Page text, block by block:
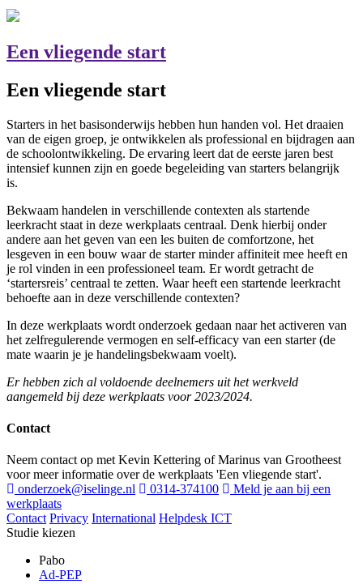
Een vliegende start
Een vliegende start
Starters in het basisonderwijs hebben hun handen vol. Het draaien
van de eigen groep, je ontwikkelen als professional en bijdragen aan
de schoolontwikkeling. De ervaring leert dat de eerste jaren best
intensief kunnen zijn en goede begeleiding van starters belangrijk
is.
Bekwaam handelen in verschillende contexten als startende
leerkracht staat in deze werkplaats centraal. Denk hierbij onder
andere aan het geven van een les buiten de comfortzone, het
lesgeven in een bouw waar de starter minder affiniteit mee heeft en
je rol vinden in een professioneel team. Er wordt getracht de
‘startersreis’ centraal te zetten. Waar heeft een startende leerkracht
behoefte aan in deze verschillende contexten?
In deze werkplaats wordt onderzoek gedaan naar het activeren van
het zelfregulerende vermogen en self-efficacy van een starter (de
mate waarin je je handelingsbekwaam voelt).
Er hebben zich al voldoende deelnemers uit het werkveld
aangemeld bij deze werkplaats voor 2023/2024.
Contact
Neem contact op met Kevin Kettering of Marinus van Grootheest
voor meer informatie over de werkplaats 'Een vliegende start'.
onderzoek@iselinge.nl
0314-374100
Meld je aan bij een
werkplaats
Contact Privacy International Helpdesk ICT
Studie kiezen
Pabo
Ad-PEP